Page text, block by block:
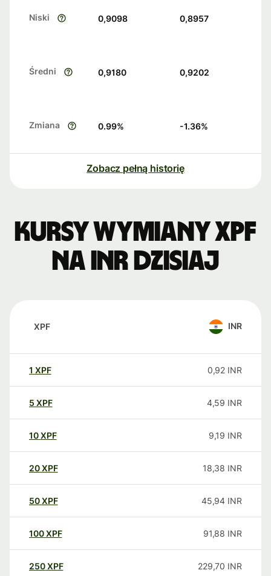
Niski 0,9098 0,8957
Średni 0,9180 0,9202
Zmiana 0.99% -1.36%
Zobacz pełną historię
Kursy wymiany XPF
na INR dzisiaj
XPF INR
1 XPF 0,92 INR
5 XPF 4,59 INR
10XPF 9,19 INR
20XPF 18,38 INR
50XPF 45,94 INR
100XPF 91,88 INR
250XPF 229,70 INR